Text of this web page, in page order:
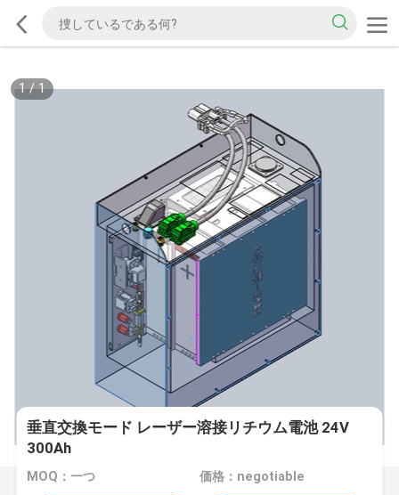
1/1
垂直交換モード レーザー溶接リチウム電池 24V
300Ah
MOQ：一つ 価格：negotiable